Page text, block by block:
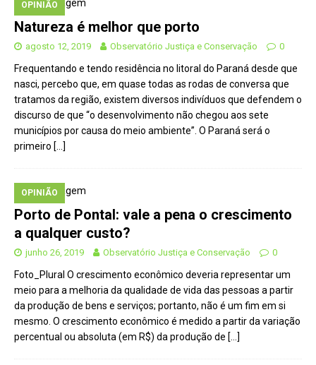
OPINIÃO
Natureza é melhor que porto
agosto 12, 2019 Observatório Justiça e Conservação 0
Frequentando e tendo residência no litoral do Paraná desde que
nasci, percebo que, em quase todas as rodas de conversa que
tratamos da região, existem diversos indivíduos que defendem o
discurso de que “o desenvolvimento não chegou aos sete
municípios por causa do meio ambiente”. O Paraná será o
primeiro […]
OPINIÃO
Porto de Pontal: vale a pena o crescimento
a qualquer custo?
junho 26, 2019 Observatório Justiça e Conservação 0
Foto_Plural O crescimento econômico deveria representar um
meio para a melhoria da qualidade de vida das pessoas a partir
da produção de bens e serviços; portanto, não é um fim em si
mesmo. O crescimento econômico é medido a partir da variação
percentual ou absoluta (em R$) da produção de […]